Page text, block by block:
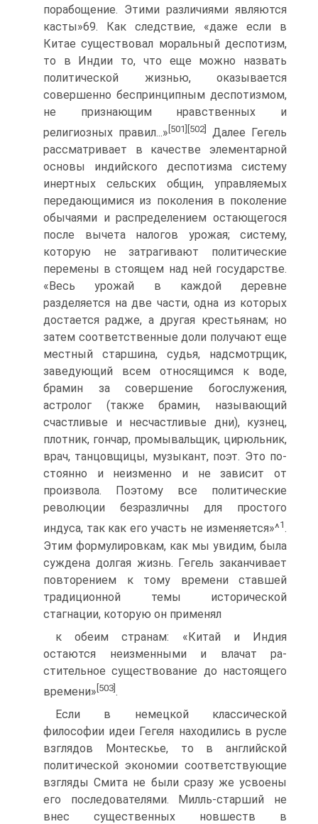
порабощение. Этими различиями являются
касты»69. Как следствие, «даже если в
Китае существовал мо­ральный деспотизм,
то в Индии то, что еще можно назвать
политиче­ской жизнью, оказывается
совершенно беспринципным деспотизмом,
не признающим нравственных и
религиозных правил...» [501] [502]
Далее Ге­гель
рассматривает в качестве элементарной
основы индийского деспо­тизма систему
инертных сельских общин, управляемых
передающими­ся из поколения в поколение
обычаями и распределением остающегося
после вычета налогов урожая; систему,
которую не затрагивают поли­тические
перемены в стоящем над ней государстве.
«Весь урожай в каж­дой деревне
разделяется на две части, одна из которых
достается рад­же, а другая крестьянам; но
затем соответственные доли получают еще
местный старшина, судья, надсмотрщик,
заведующий всем относящим­ся к воде,
брамин за совершение богослужения,
астролог (также брамин, называющий
счастливые и несчастливые дни), кузнец,
плотник, гончар, промывальщик, цирюльник,
врач, танцовщицы, музыкант, поэт. Это по­
стоянно и неизменно и не зависит от
произвола. Поэтому все полити­ческие
революции безразличны для простого
индуса, так как его участь не изменяется»^1.
Этим формулировкам, как мы увидим, была
суждена долгая жизнь. Гегель заканчивает
повторением к тому времени ставшей
традиционной темы исторической
стагнации, которую он применял
к обеим странам: «Китай и Индия
остаются неизменными и влачат ра­
стительное существование до настоящего
времени» [503].
Если в немецкой классической
философии идеи Гегеля находились в русле
взглядов Монтескье, то в английской
политической экономии со­ответствующие
взгляды Смита не были сразу же усвоены
его последова­телями. Милль-старший не
внес существенных новшеств в